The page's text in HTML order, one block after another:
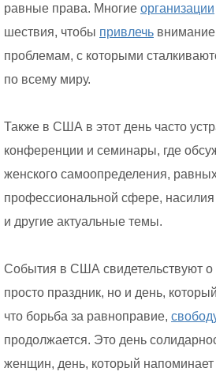
равные права. Многие организации
шествия, чтобы привлечь
проблемам, с которыми
по всему миру.
Также в США в этот день часто
конференции и семинары, где
женского самоопределения,
профессиональной сфере,
и другие актуальные темы.
События в США свидетельствуют о
просто праздник, но и день,
что борьба за равноправие,
продолжается. Это день
женщин, день, который напоминает